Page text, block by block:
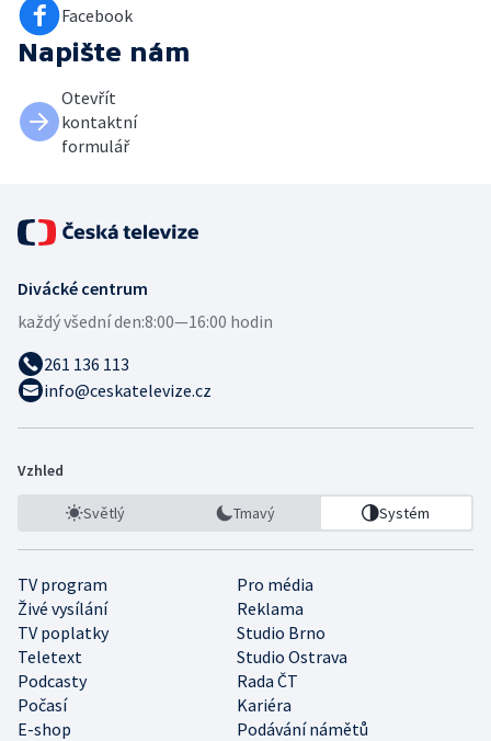
Facebook
Napište nám
Otevřít
kontaktní
formulář
Divácké centrum
každý všední den:8:00—16:00 hodin
261 136 113
info@ceskatelevize.cz
Vzhled
Světlý Tmavý Systém
TV program
Pro média
Živé vysílání
Reklama
TV poplatky
Studio Brno
Teletext
Studio Ostrava
Podcasty
Rada ČT
Počasí
Kariéra
E-shop
Podávání námětů